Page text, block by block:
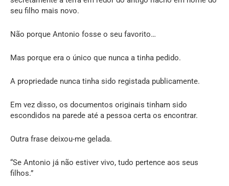
seu filho mais novo.
Não porque Antonio fosse o seu favorito…
Mas porque era o único que nunca a tinha pedido.
A propriedade nunca tinha sido registada publicamente.
Em vez disso, os documentos originais tinham sido
escondidos na parede até a pessoa certa os encontrar.
Outra frase deixou-me gelada.
“Se Antonio já não estiver vivo, tudo pertence aos seus
filhos.”